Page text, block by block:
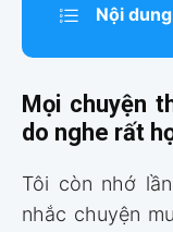
Nội dung
Mọi chuyện
do nghe rất
Tôi còn nhớ
nhắc chuyện